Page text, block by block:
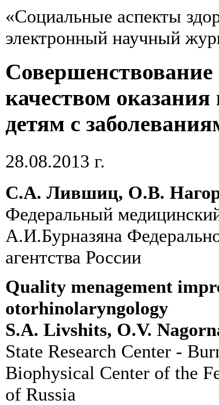
«Социальные аспекты
электронный научный
качеством
детям с
28.08.2013 г.
С.А. Лившиц, О.В.
Федеральный
А.И.Бурназяна
агентства России
Quality menagement
otorhinolaryngology
S.A. Livshits, O.V.
State Research Center -
Biophysical Center of the
of Russia